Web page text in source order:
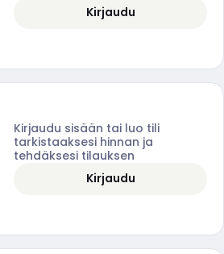
Kirjaudu
Kirjaudu sisään tai luo tili
tarkistaaksesi hinnan ja
tehdäksesi tilauksen
Kirjaudu